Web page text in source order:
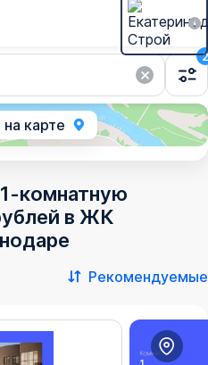
2
карте
комнатную
в ЖК
Рекомендуемые